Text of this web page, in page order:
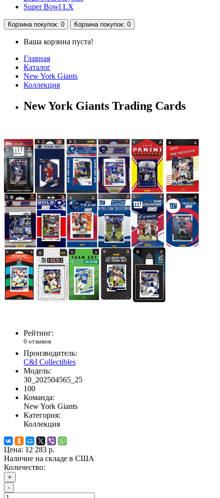
Super Bowl LX
Корзина покупок: 0 Корзина покупок: 0
Ваша корзина пуста!
Главная
Каталог
New York Giants
Коллекция
New York Giants Trading Cards
Рейтинг:
0 отзывов
Производитель:
C&I Collectibles
Модель:
30_202504565_25
100
Команда:
New York Giants
Категория:
Коллекция
Цена: 12 283 р.
Наличие на складе в США
Количество:
+
-